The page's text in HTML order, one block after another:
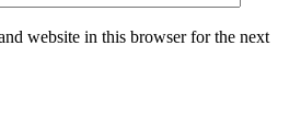
website in this browser for the next